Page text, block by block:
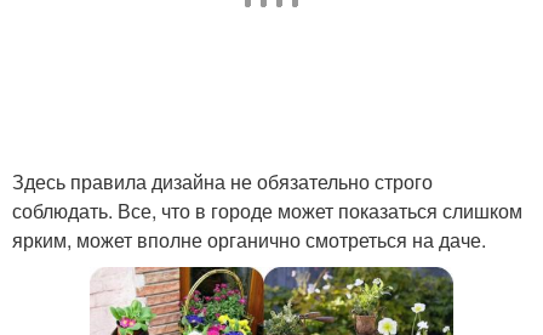
Здесь правила дизайна не обязательно строго
соблюдать. Все, что в городе может показаться слишком
ярким, может вполне органично смотреться на даче.